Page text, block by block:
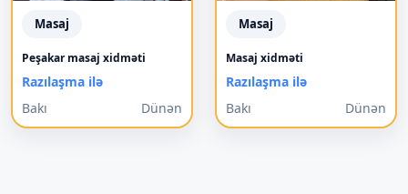
Masaj
Peşakar masaj xidməti
Razılaşma ilə
Bakı
Dünən
Masaj
Masaj xidməti
Razılaşma ilə
Bakı
Dünən